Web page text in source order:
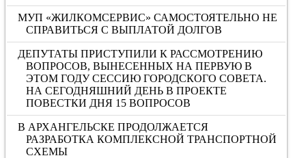
МУП «ЖИЛКОМСЕРВИС» САМОСТОЯТЕЛЬНО НЕ
СПРАВИТЬСЯ С ВЫПЛАТОЙ ДОЛГОВ
ДЕПУТАТЫ ПРИСТУПИЛИ К РАССМОТРЕНИЮ
ВОПРОСОВ, ВЫНЕСЕННЫХ НА ПЕРВУЮ В
ЭТОМ ГОДУ СЕССИЮ ГОРОДСКОГО СОВЕТА.
НА СЕГОДНЯШНИЙ ДЕНЬ В ПРОЕКТЕ
ПОВЕСТКИ ДНЯ 15 ВОПРОСОВ
В АРХАНГЕЛЬСКЕ ПРОДОЛЖАЕТСЯ
РАЗРАБОТКА КОМПЛЕКСНОЙ ТРАНСПОРТНОЙ
СХЕМЫ